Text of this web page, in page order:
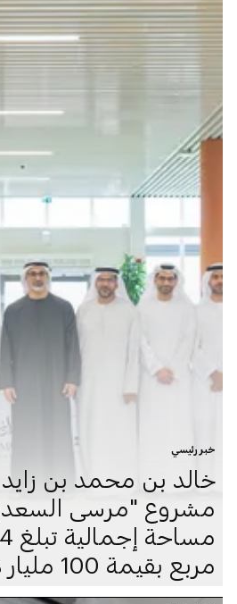
خبر رئيسي
مشروع "مرسى
مربع بقيمة 100 مليار درهم